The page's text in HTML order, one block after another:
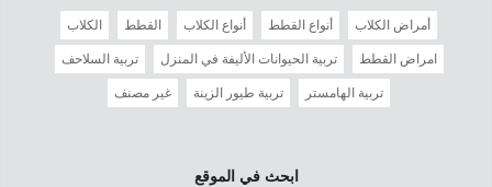
أمراض الكلاب أنواع القطط أنواع الكلاب القطط الكلاب
امراض القطط تربية الحيوانات الأليفة في المنزل تربية السلاحف
تربية الهامستر تربية طيور الزينة غير مصنف
ابحث في الموقع